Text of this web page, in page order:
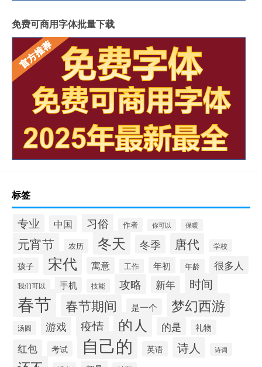
免费可商用字体批量下载
标签
专业 中国 习俗 作者 你可以 保暖
元宵节 农历 冬天 冬季 唐代 学校
孩子 宋代 寓意 工作 年初 年龄 很多人
我们可以 手机 技能 攻略 新年 时间
春节 春节期间 是一个 梦幻西游
汤圆 游戏 疫情 的人 的是 礼物
红包 考试 自己的 英语 诗人 诗词